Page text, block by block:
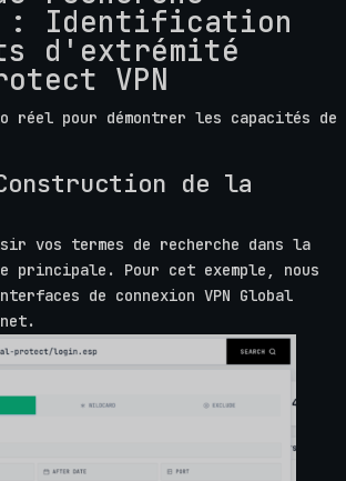
: Identification
d'extrémité
VPN
réel pour démontrer les capacités de
de la
vos termes de recherche dans la
principale. Pour cet exemple, nous
de connexion VPN Global